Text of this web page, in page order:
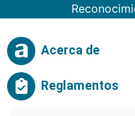
Acerca de
Reglamentos